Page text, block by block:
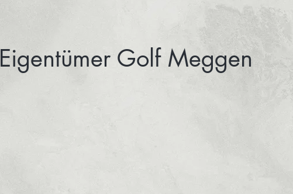
Eigentümer Golf Meggen